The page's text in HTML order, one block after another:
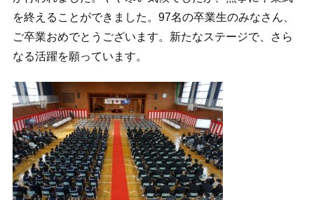
を終えることができました。97名の卒業生のみなさん、
ご卒業おめでとうございます。新たなステージで、さら
なる活躍を願っています。